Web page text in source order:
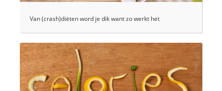
Van (crash)diëten word je dik want zo werkt het